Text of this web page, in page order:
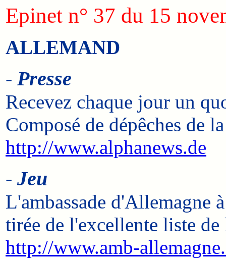
Epinet n° 37 du 15
ALLEMAND
- Presse
Recevez chaque jour un
Composé de dépêches de
http://www.alphanews.de
- Jeu
L'ambassade d'Allemagne
tirée de l'excellente liste
http://www.amb-